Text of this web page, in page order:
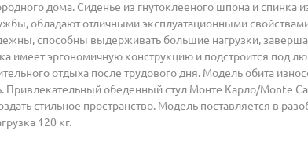
дома. Сиденье из гнутоклееного шпона и
обладают отличными эксплуатационными
способны выдерживать большие нагрузки,
имеет эргономичную конструкцию и подстроится под
отдыха после трудового дня. Модель обита
Привлекательный обеденный стул Монте Карло/Monte
стильное пространство. Модель поставляется в
120 кг.